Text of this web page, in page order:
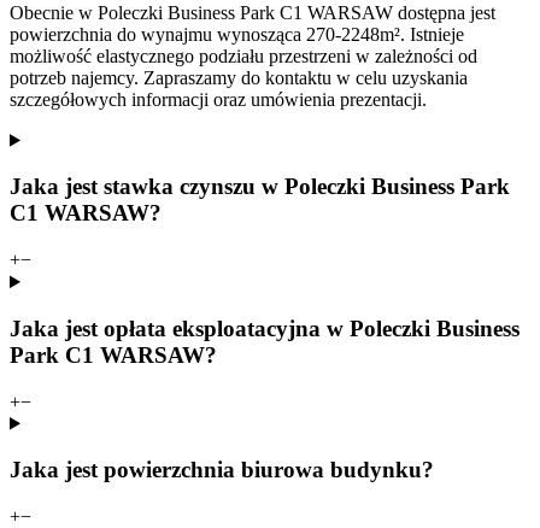
Obecnie w Poleczki Business Park C1 WARSAW dostępna jest
powierzchnia do wynajmu wynosząca 270-2248m². Istnieje
możliwość elastycznego podziału przestrzeni w zależności od
potrzeb najemcy. Zapraszamy do kontaktu w celu uzyskania
szczegółowych informacji oraz umówienia prezentacji.
Jaka jest stawka czynszu w Poleczki Business Park
C1 WARSAW?
+−
Jaka jest opłata eksploatacyjna w Poleczki Business
Park C1 WARSAW?
+−
Jaka jest powierzchnia biurowa budynku?
+−